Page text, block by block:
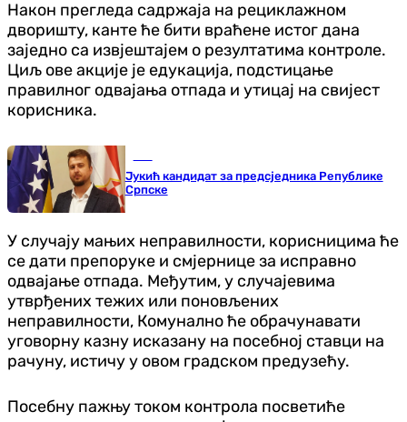
Након прегледа садржаја на рециклажном
дворишту, канте ће бити враћене истог дана
заједно са извјештајем о резултатима контроле.
Циљ ове акције је едукација, подстицање
правилног одвајања отпада и утицај на свијест
корисника.
Јукић кандидат за предсједника Републике
Српске
У случају мањих неправилности, корисницима ће
се дати препоруке и смјернице за исправно
одвајање отпада. Међутим, у случајевима
утврђених тежих или поновљених
неправилности, Комунално ће обрачунавати
уговорну казну исказану на посебној ставци на
рачуну, истичу у овом градском предузећу.
Посебну пажњу током контрола посветиће